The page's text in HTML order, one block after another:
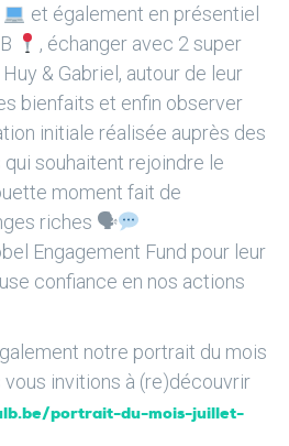
et également en présentiel
, échanger avec 2 super
& Gabriel, autour de leur
bienfaits et enfin observer
initiale réalisée auprès des
qui souhaitent rejoindre le
moment fait de
riches 🗣
Engagement Fund pour leur
confiance en nos actions
notre portrait du mois
vous invitions à (re)découvrir
portrait-du-mois-juillet-